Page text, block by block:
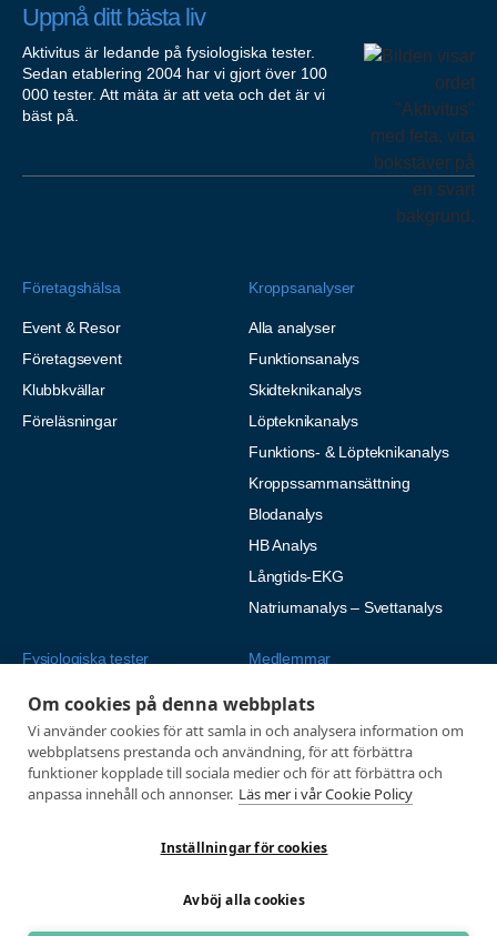
Om cookies på denna webbplats
Vi använder cookies för att samla in och analysera information om
webbplatsens prestanda och användning, för att förbättra
funktioner kopplade till sociala medier och för att förbättra och
anpassa innehåll och annonser. Läs mer i vår Cookie Policy
Inställningar för cookies
Avböj alla cookies
Uppnå ditt bästa liv
Aktivitus är ledande på fysiologiska tester.
Sedan etablering 2004 har vi gjort över 100
000 tester. Att mäta är att veta och det är vi
bäst på.
Företagshälsa
Event & Resor
Företagsevent
Klubbkvällar
Föreläsningar
Kroppsanalyser
Alla analyser
Funktionsanalys
Skidteknikanalys
Löpteknikanalys
Funktions- & Löpteknikanalys
Kroppssammansättning
Blodanalys
HB Analys
Långtids-EKG
Natriumanalys – Svettanalys
Fysiologiska tester
Alla tester
Tröskeltest cykel
Tröskeltest löpning
Tröskeltest skidor
Medlemmar
Mina sidor
Vanliga frågor
AUTOGIRO
© 2026